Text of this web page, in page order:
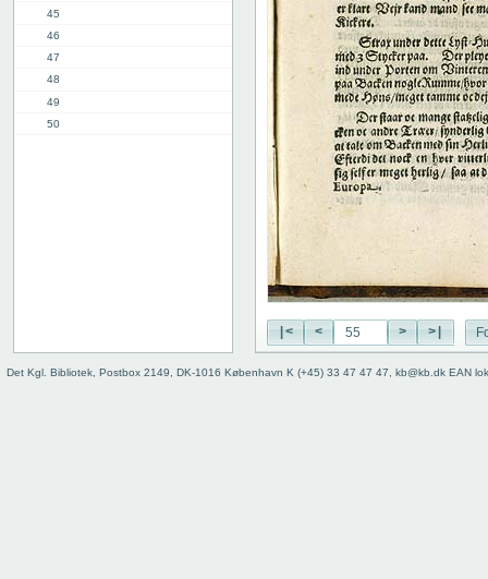
45
46
47
48
49
50
11. kap.
|< < > >|
Det Kgl. Bibliotek, Postbox 2149, DK-1016 København K (+45) 33 47 47 47, kb@kb.dk EAN